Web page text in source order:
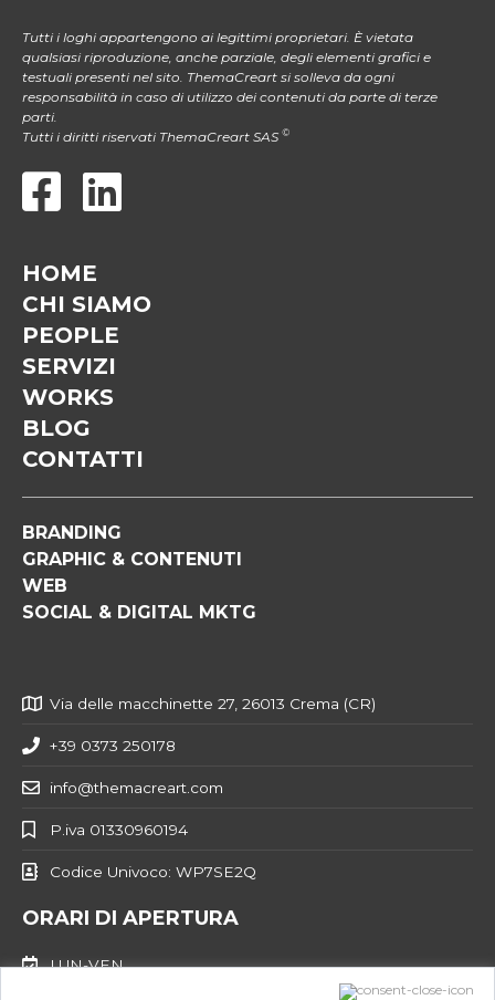
Tutti i loghi appartengono ai legittimi proprietari. È vietata
qualsiasi riproduzione, anche parziale, degli elementi grafici e
testuali presenti nel sito. ThemaCreart si solleva da ogni
responsabilità in caso di utilizzo dei contenuti da parte di terze
parti.
Tutti i diritti riservati ThemaCreart SAS ©
HOME
CHI SIAMO
PEOPLE
SERVIZI
WORKS
BLOG
CONTATTI
BRANDING
GRAPHIC & CONTENUTI
WEB
SOCIAL & DIGITAL MKTG
Via delle macchinette 27, 26013 Crema (CR)
+39 0373 250178
info@themacreart.com
P.iva 01330960194
Codice Univoco: WP7SE2Q
ORARI DI APERTURA
LUN-VEN